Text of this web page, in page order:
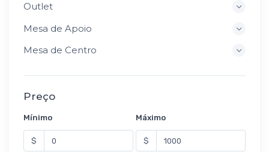
Outlet
Mesa de Apoio
Mesa de Centro
Preço
Mínimo
$
Máximo
$